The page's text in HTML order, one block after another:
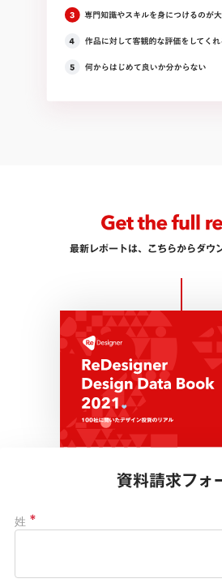
最新レポートは、こちらからダウ
資料請求フォ